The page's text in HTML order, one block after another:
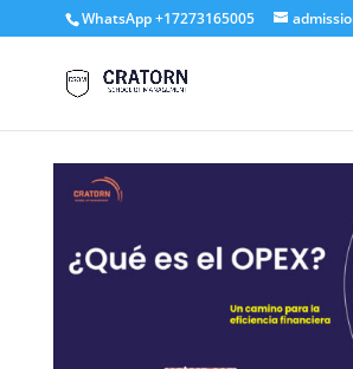
WhatsApp +17273165005